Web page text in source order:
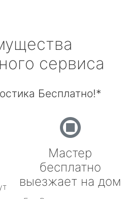
сервиса
Бесплатно!*
Мастер
бесплатно
выезжает на дом